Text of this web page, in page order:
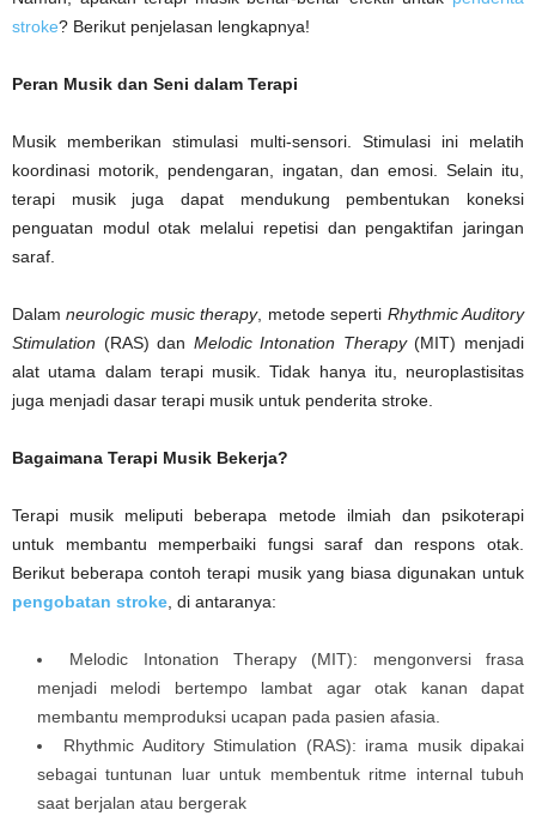
stroke? Berikut penjelasan lengkapnya!
Peran Musik dan Seni dalam Terapi
Musik memberikan stimulasi multi-sensori. Stimulasi ini melatih
koordinasi motorik, pendengaran, ingatan, dan emosi. Selain itu,
terapi musik juga dapat mendukung pembentukan koneksi
penguatan modul otak melalui repetisi dan pengaktifan jaringan
saraf.
Dalamneurologic music therapy, metode seperti Rhythmic Auditory
Stimulation (RAS) dan Melodic Intonation Therapy(MIT) menjadi
alat utama dalam terapi musik. Tidak hanya itu, neuroplastisitas
juga menjadi dasar terapi musik untuk penderita stroke.
Bagaimana Terapi Musik Bekerja?
Terapi musik meliputi beberapa metode ilmiah dan psikoterapi
untuk membantu memperbaiki fungsi saraf dan respons otak.
Berikut beberapa contoh terapi musik yang biasa digunakan untuk
pengobatan stroke , di antaranya:
Melodic Intonation Therapy (MIT): mengonversi frasa
menjadi melodi bertempo lambat agar otak kanan dapat
membantu memproduksi ucapan pada pasien afasia.
Rhythmic Auditory Stimulation (RAS): irama musik dipakai
sebagai tuntunan luar untuk membentuk ritme internal tubuh
saat berjalan atau bergerak